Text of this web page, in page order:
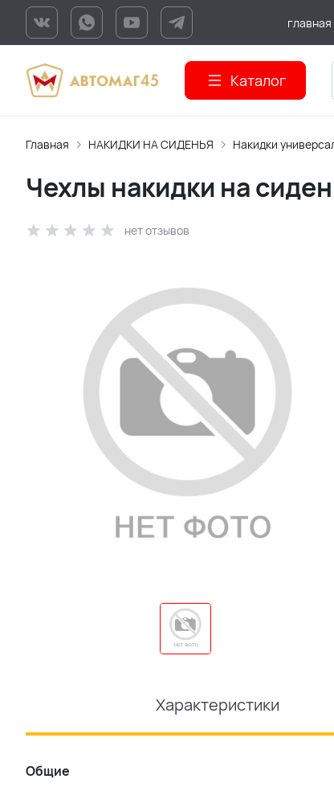
главная
Каталог
Главная НАКИДКИ НА СИДЕНЬЯ Накидки
Чехлы накидки на
нет отзывов
Характеристики
Общие